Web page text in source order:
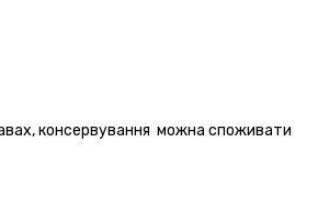
консервування можна споживати